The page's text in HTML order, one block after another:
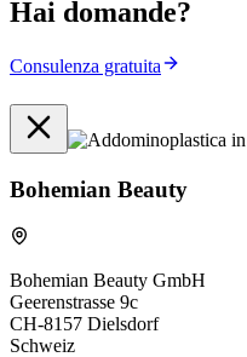
Hai domande?
Consulenza gratuita
Bohemian Beauty
Bohemian Beauty GmbH
Geerenstrasse 9c
CH-8157 Dielsdorf
Schweiz